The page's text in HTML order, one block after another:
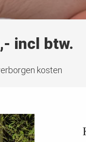
incl btw.
kosten